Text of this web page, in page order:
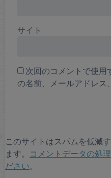
サイト
次回のコメントで使用
の名前、メールアドレス
このサイトはスパムを低減
ます。
コメントデータの処
ださい。